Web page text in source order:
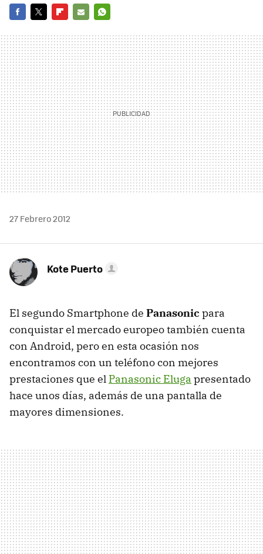
MAIL
27 Febrero 2012
Kote Puerto
El segundo Smartphone de Panasonic para
conquistar el mercado europeo también cuenta
con Android, pero en esta ocasión nos
encontramos con un teléfono con mejores
prestaciones que el Panasonic Eluga presentado
hace unos días, además de una pantalla de
mayores dimensiones.